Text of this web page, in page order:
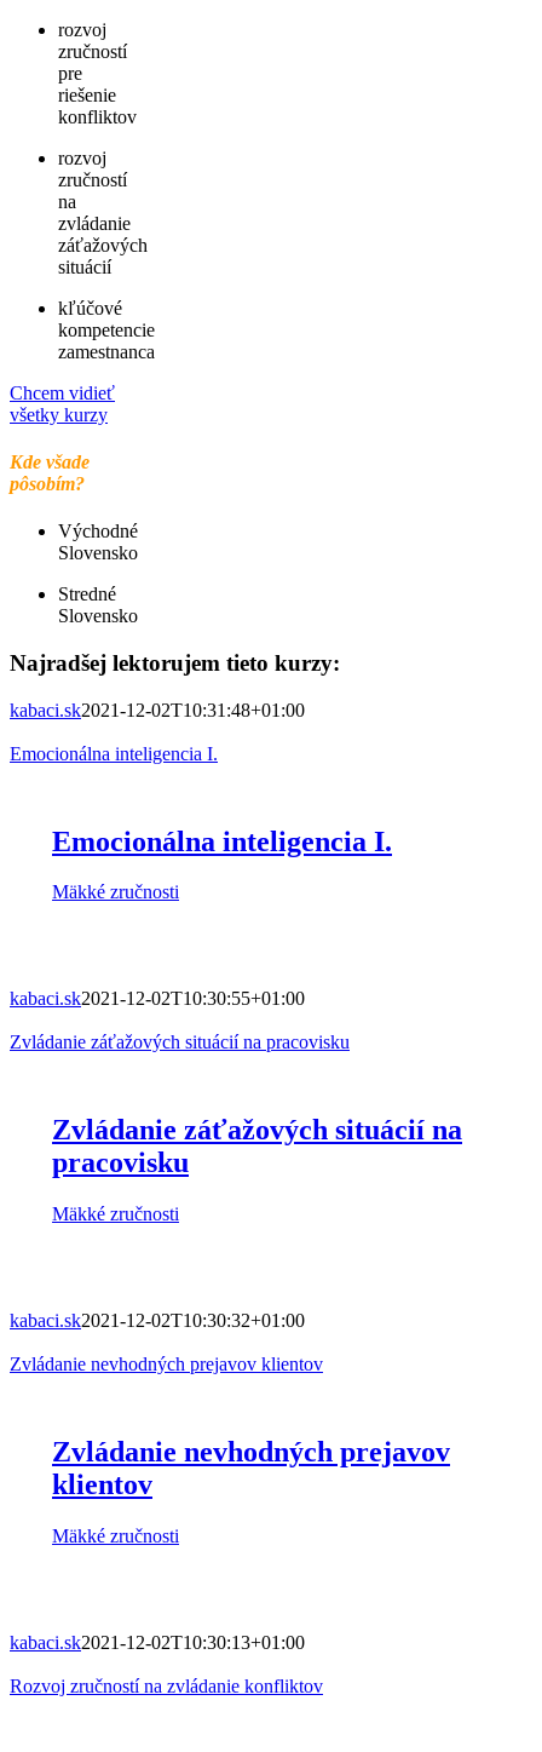
rozvoj
zručností
pre
riešenie
konfliktov
rozvoj
zručností
na
zvládanie
záťažových
situácií
kľúčové
kompetencie
zamestnanca
Chcem vidieť
všetky kurzy
Kde všade
pôsobím?
Východné
Slovensko
Stredné
Slovensko
Najradšej lektorujem tieto kurzy:
kabaci.sk2021-12-02T10:31:48+01:00
Emocionálna inteligencia I.
Emocionálna inteligencia I.
Mäkké zručnosti
kabaci.sk2021-12-02T10:30:55+01:00
Zvládanie záťažových situácií na pracovisku
Zvládanie záťažových situácií na
pracovisku
Mäkké zručnosti
kabaci.sk2021-12-02T10:30:32+01:00
Zvládanie nevhodných prejavov klientov
Zvládanie nevhodných prejavov
klientov
Mäkké zručnosti
kabaci.sk2021-12-02T10:30:13+01:00
Rozvoj zručností na zvládanie konfliktov